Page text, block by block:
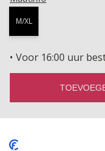
M/XL
Voor 16:00 uur
Gratis